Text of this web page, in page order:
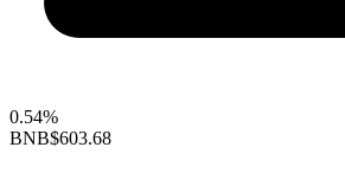
0.54%
BNB$603.68